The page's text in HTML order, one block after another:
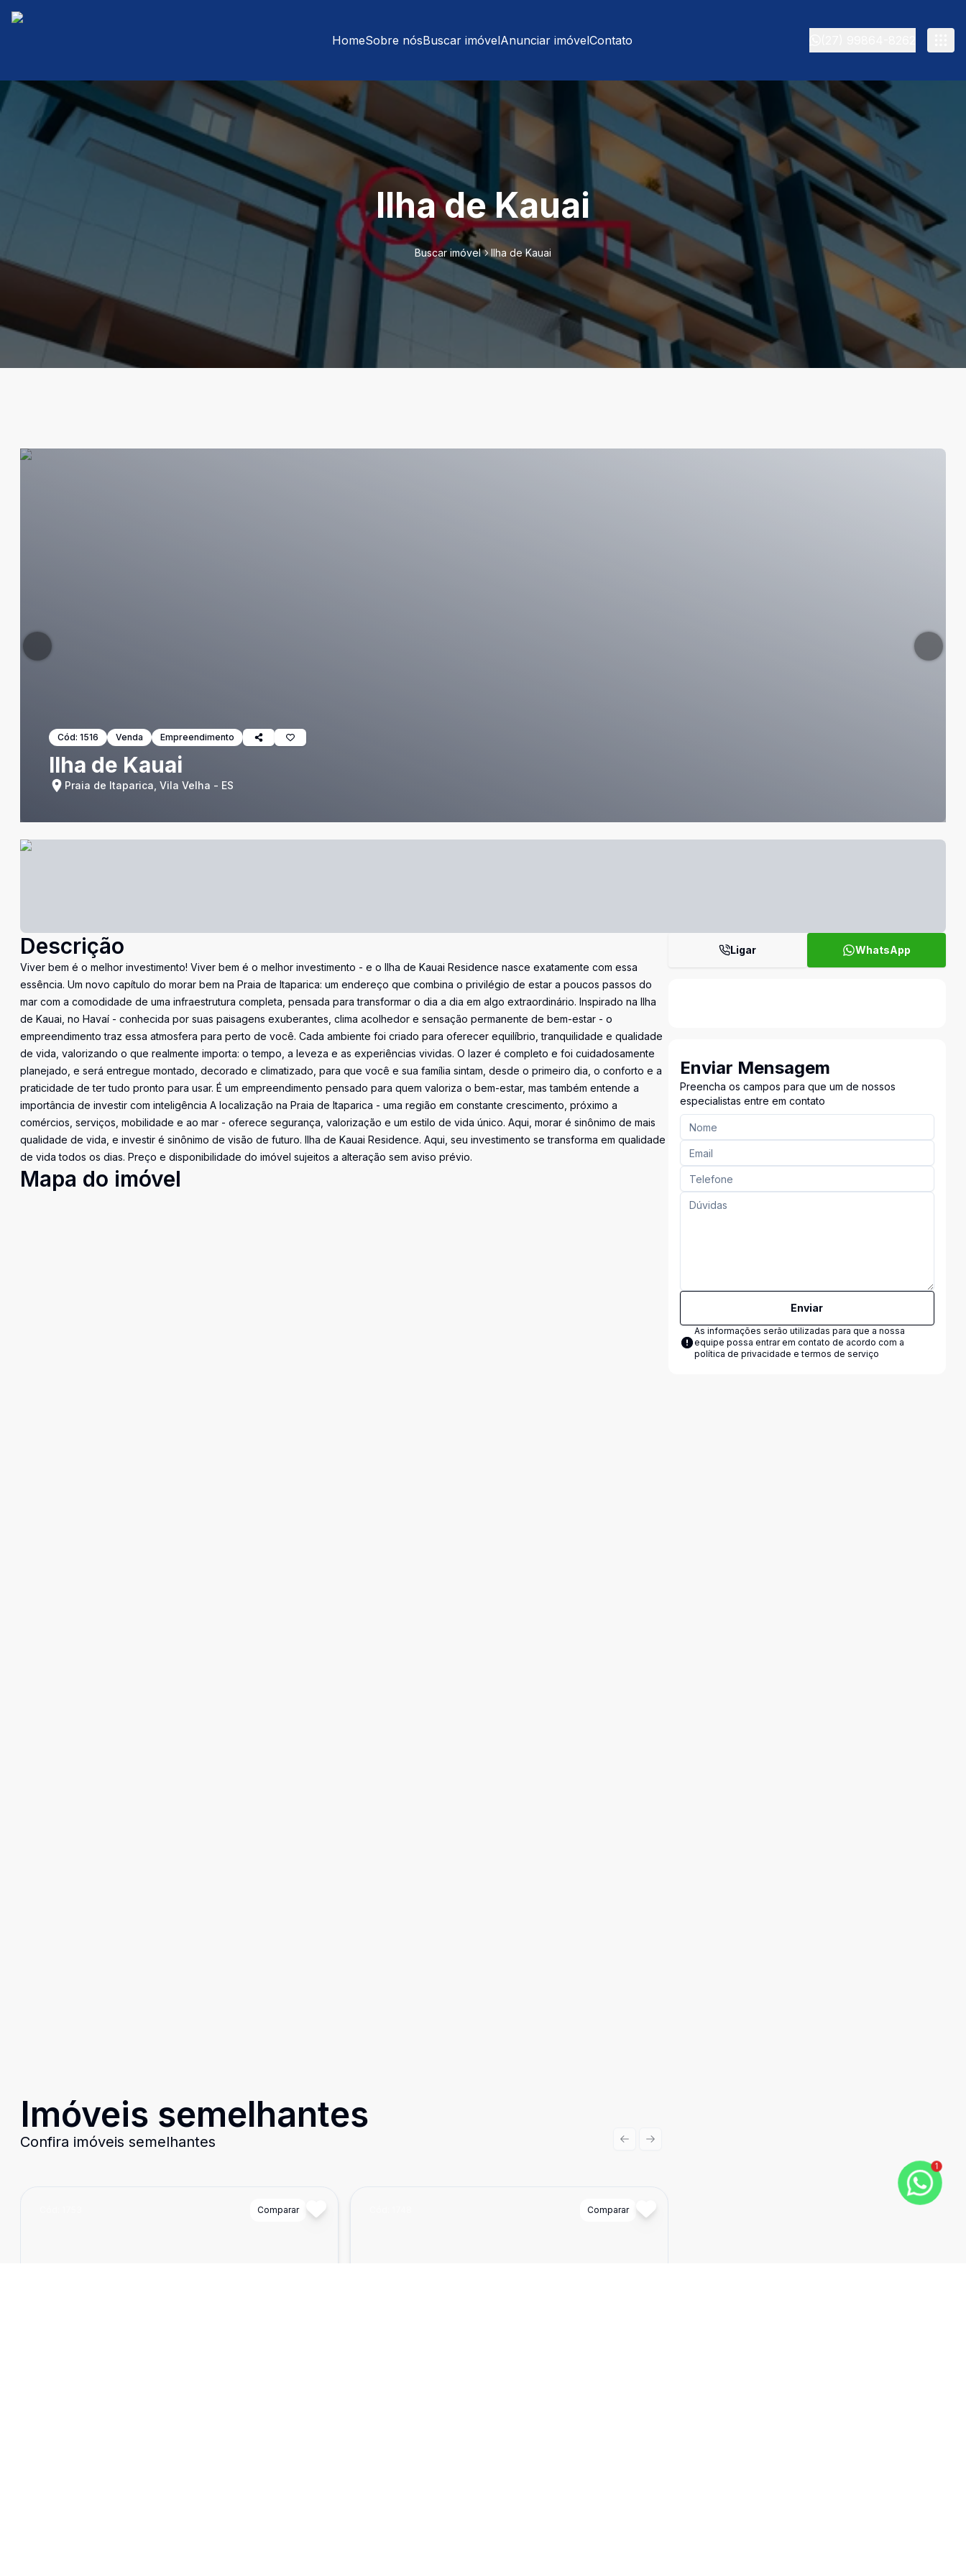
HomeSobre nósBuscar imóvelAnunciar imóvelContato
Ilha de Kauai
Buscar imóvel Ilha de Kauai
Cód: 1516 Venda Empreendimento
Ilha de Kauai
Praia de Itaparica, Vila Velha - ES
Descrição
Viver bem é o melhor investimento! Viver bem é o melhor investimento - e o Ilha de Kauai Residence nasce exatamente com essa
essência. Um novo capítulo do morar bem na Praia de Itaparica: um endereço que combina o privilégio de estar a poucos passos do
mar com a comodidade de uma infraestrutura completa, pensada para transformar o dia a dia em algo extraordinário. Inspirado na Ilha
de Kauai, no Havaí - conhecida por suas paisagens exuberantes, clima acolhedor e sensação permanente de bem-estar - o
empreendimento traz essa atmosfera para perto de você. Cada ambiente foi criado para oferecer equilíbrio, tranquilidade e qualidade
de vida, valorizando o que realmente importa: o tempo, a leveza e as experiências vividas. O lazer é completo e foi cuidadosamente
planejado, e será entregue montado, decorado e climatizado, para que você e sua família sintam, desde o primeiro dia, o conforto e a
praticidade de ter tudo pronto para usar. É um empreendimento pensado para quem valoriza o bem-estar, mas também entende a
importância de investir com inteligência A localização na Praia de Itaparica - uma região em constante crescimento, próximo a
comércios, serviços, mobilidade e ao mar - oferece segurança, valorização e um estilo de vida único. Aqui, morar é sinônimo de mais
qualidade de vida, e investir é sinônimo de visão de futuro. Ilha de Kauai Residence. Aqui, seu investimento se transforma em qualidade
de vida todos os dias. Preço e disponibilidade do imóvel sujeitos a alteração sem aviso prévio.
Mapa do imóvel
Imóveis semelhantes
Confira imóveis semelhantes
Comparar Comparar
Previous slide
Next slide
Ligar WhatsApp
Enviar Mensagem
Preencha os campos para que um de nossos
especialistas entre em contato
Enviar
As informações serão utilizadas para que a nossa
equipe possa entrar em contato de acordo com a
política de privacidade e termos de serviço
1